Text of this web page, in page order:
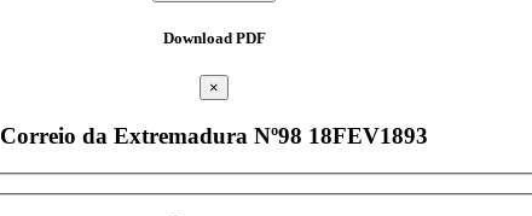
Download PDF
×
Correio da Extremadura Nº98 18FEV1893